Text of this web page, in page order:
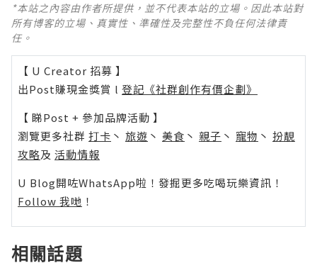
*本站之內容由作者所提供，並不代表本站的立場。因此本站對
所有博客的立場、真實性、準確性及完整性不負任何法律責
任。
【 U Creator 招募 】
出Post賺現金獎賞 l 登記《社群創作有價企劃》
【 睇Post + 參加品牌活動 】
瀏覽更多社群 打卡 丶 旅遊 丶 美食 丶 親子 丶 寵物 丶 扮靚
攻略及 活動情報
U Blog開咗WhatsApp啦！發掘更多吃喝玩樂資訊！
Follow 我哋 ！
相關話題